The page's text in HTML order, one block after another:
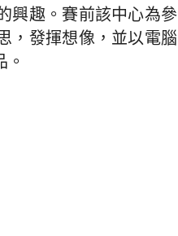
興趣。賽前該中心為參
，發揮想像，並以電腦